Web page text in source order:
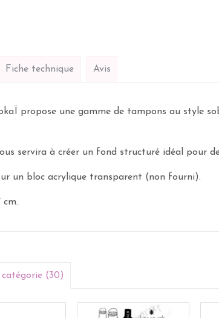
Fiche technique Avis
propose une gamme de tampons au style
servira à créer un fond structuré idéal pour
un bloc acrylique transparent (non fourni).
cm.
catégorie (30)